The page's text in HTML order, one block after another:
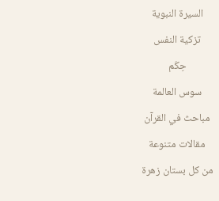
السيرة النبوية
تزكية النفس
حِكَم
سوس العالمة
مباحث في القرآن
مقالات متنوعة
من كل بستان زهرة